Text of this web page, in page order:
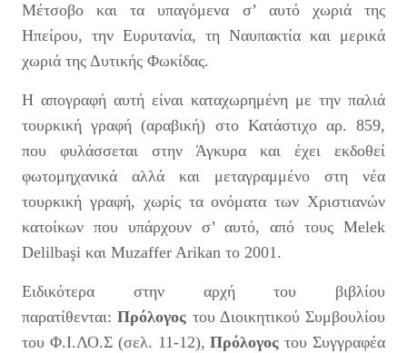
Μέτσοβο και τα υπαγόμενα σ’ αυτό χωριά της
Ηπείρου, την Ευρυτανία, τη Ναυπακτία και μερικά
χωριά της Δυτικής Φωκίδας.
Η απογραφή αυτή είναι καταχωρημένη με την παλιά
τουρκική γραφή (αραβική) στο Κατάστιχο αρ. 859,
που φυλάσσεται στην Άγκυρα και έχει εκδοθεί
φωτομηχανικά αλλά και μεταγραμμένο στη νέα
τουρκική γραφή, χωρίς τα ονόματα των Χριστιανών
κατοίκων που υπάρχουν σ’ αυτό, από τους Melek
Delilbaşi και Muzaffer Arikan το 2001.
Ειδικότερα στην αρχή του βιβλίου
παρατίθενται:Πρόλογος του Διοικητικού Συμβουλίου
του Φ.Ι.ΛΟ.Σ (σελ. 11-12),Πρόλογος του Συγγραφέα